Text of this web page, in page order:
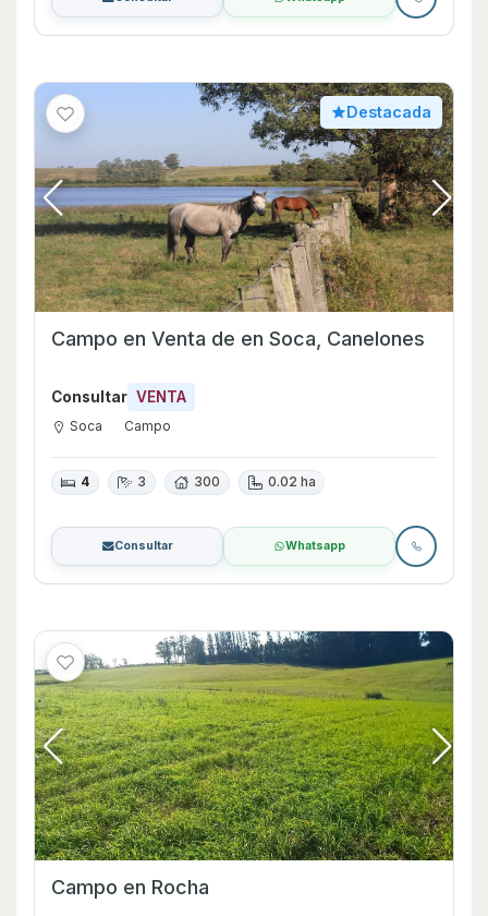
Destacada
Campo en Venta de en Soca, Canelones
Consultar VENTA
Soca Campo
4 3 300 0.02 ha
Consultar Whatsapp
Campo en Rocha